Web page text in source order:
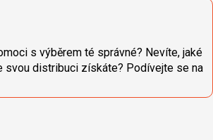
s výběrem té správné? Nevíte, jaké
distribuci získáte? Podívejte se na